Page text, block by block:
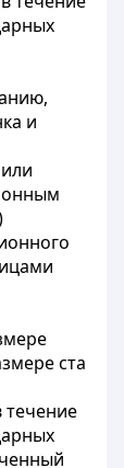
и
ста
течение